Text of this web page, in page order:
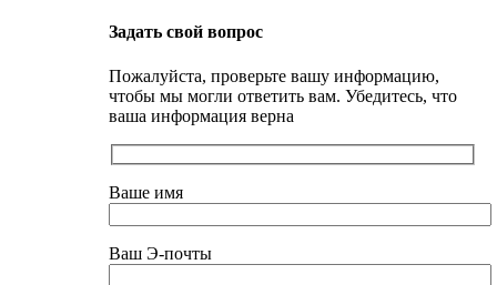
Задать свой вопрос
Пожалуйста, проверьте вашу информацию,
чтобы мы могли ответить вам. Убедитесь, что
ваша информация верна
Ваше имя
Ваш Э-почты